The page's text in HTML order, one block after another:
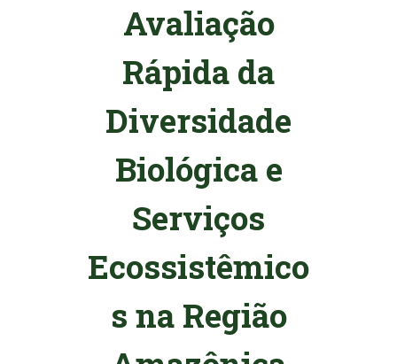
Avaliação
Rápida da
Diversidade
Biológica e
Serviços
Ecossistêmico
s na Região